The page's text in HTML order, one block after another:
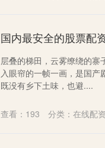
国内最安全的股票配
层叠的梯田，云雾缭绕的
入眼帘的一帧一画，是国
既没有乡下土味，也避....
查看： 193 分类： 在线配